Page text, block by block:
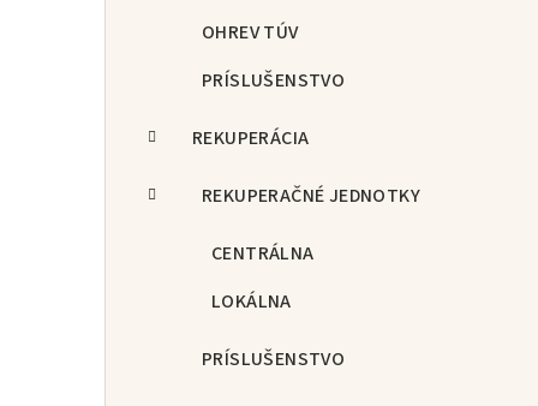
OHREV TÚV
PRÍSLUŠENSTVO
REKUPERÁCIA
REKUPERAČNÉ JEDNOTKY
CENTRÁLNA
LOKÁLNA
PRÍSLUŠENSTVO